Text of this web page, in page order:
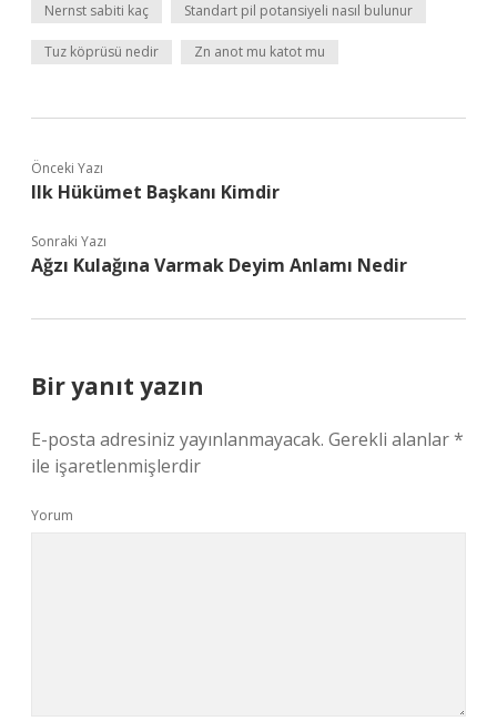
Nernst sabiti kaç Standart pil potansiyeli nasıl bulunur
Tuz köprüsü nedir Zn anot mu katot mu
Önceki Yazı
Ilk Hükümet Başkanı Kimdir
Sonraki Yazı
Ağzı Kulağına Varmak Deyim Anlamı Nedir
Bir yanıt yazın
E-posta adresiniz yayınlanmayacak. Gerekli alanlar*
ile işaretlenmişlerdir
Yorum